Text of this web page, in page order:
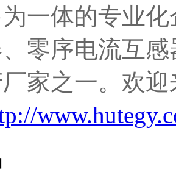
一体的专业
零序电流互
家之一。欢